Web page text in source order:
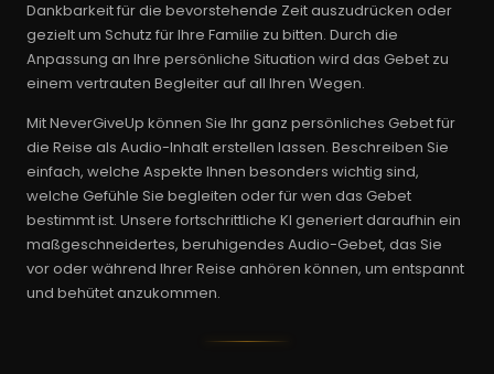
Dankbarkeit für die bevorstehende Zeit auszudrücken oder
gezielt um Schutz für Ihre Familie zu bitten. Durch die
Anpassung an Ihre persönliche Situation wird das Gebet zu
einem vertrauten Begleiter auf all Ihren Wegen.
Mit NeverGiveUp können Sie Ihr ganz persönliches Gebet für
die Reise als Audio-Inhalt erstellen lassen. Beschreiben Sie
einfach, welche Aspekte Ihnen besonders wichtig sind,
welche Gefühle Sie begleiten oder für wen das Gebet
bestimmt ist. Unsere fortschrittliche KI generiert daraufhin ein
maßgeschneidertes, beruhigendes Audio-Gebet, das Sie
vor oder während Ihrer Reise anhören können, um entspannt
und behütet anzukommen.